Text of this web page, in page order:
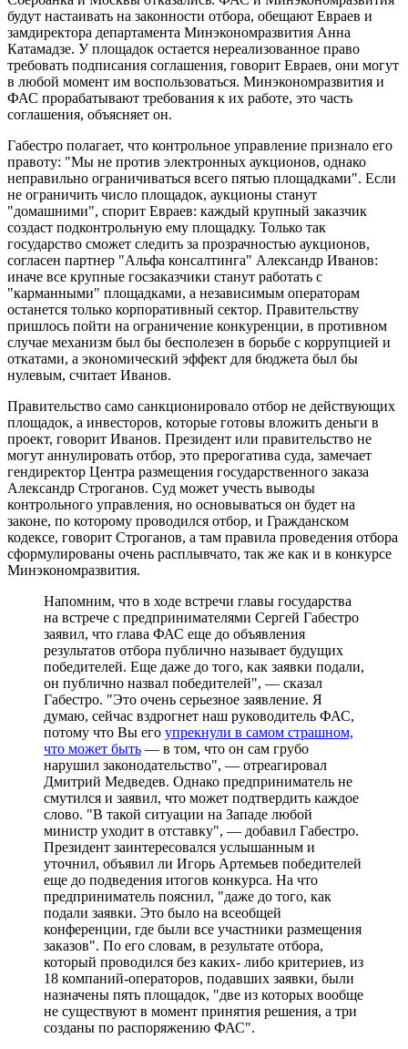
будут настаивать на законности отбора, обещают Евраев и
замдиректора департамента Минэкономразвития Анна
Катамадзе. У площадок остается нереализованное право
требовать подписания соглашения, говорит Евраев, они могут
в любой момент им воспользоваться. Минэкономразвития и
ФАС прорабатывают требования к их работе, это часть
соглашения, объясняет он.
Габестро полагает, что контрольное управление признало его
правоту: "Мы не против электронных аукционов, однако
неправильно ограничиваться всего пятью площадками". Если
не ограничить число площадок, аукционы станут
"домашними", спорит Евраев: каждый крупный заказчик
создаст подконтрольную ему площадку. Только так
государство сможет следить за прозрачностью аукционов,
согласен партнер "Альфа консалтинга" Александр Иванов:
иначе все крупные госзаказчики станут работать с
"карманными" площадками, а независимым операторам
останется только корпоративный сектор. Правительству
пришлось пойти на ограничение конкуренции, в противном
случае механизм был бы бесполезен в борьбе с коррупцией и
откатами, а экономический эффект для бюджета был бы
нулевым, считает Иванов.
Правительство само санкционировало отбор не действующих
площадок, а инвесторов, которые готовы вложить деньги в
проект, говорит Иванов. Президент или правительство не
могут аннулировать отбор, это прерогатива суда, замечает
гендиректор Центра размещения государственного заказа
Александр Строганов. Суд может учесть выводы
контрольного управления, но основываться он будет на
законе, по которому проводился отбор, и Гражданском
кодексе, говорит Строганов, а там правила проведения отбора
сформулированы очень расплывчато, так же как и в конкурсе
Минэкономразвития.
Напомним, что в ходе встречи главы государства
на встрече с предпринимателями Сергей Габестро
заявил, что глава ФАС еще до объявления
результатов отбора публично называет будущих
победителей. Еще даже до того, как заявки подали,
он публично назвал победителей", — сказал
Габестро. "Это очень серьезное заявление. Я
думаю, сейчас вздрогнет наш руководитель ФАС,
потому что Вы его упрекнули в самом страшном,
что может быть — в том, что он сам грубо
нарушил законодательство", — отреагировал
Дмитрий Медведев. Однако предприниматель не
смутился и заявил, что может подтвердить каждое
слово. "В такой ситуации на Западе любой
министр уходит в отставку", — добавил Габестро.
Президент заинтересовался услышанным и
уточнил, объявил ли Игорь Артемьев победителей
еще до подведения итогов конкурса. На что
предприниматель пояснил, "даже до того, как
подали заявки. Это было на всеобщей
конференции, где были все участники размещения
заказов". По его словам, в результате отбора,
который проводился без каких- либо критериев, из
18 компаний-операторов, подавших заявки, были
назначены пять площадок, "две из которых вообще
не существуют в момент принятия решения, а три
созданы по распоряжению ФАС".